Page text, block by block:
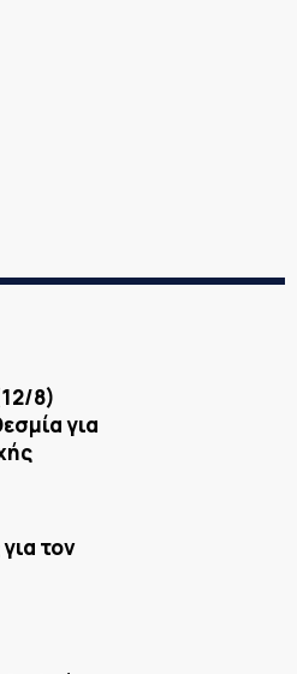
8)
για
τον